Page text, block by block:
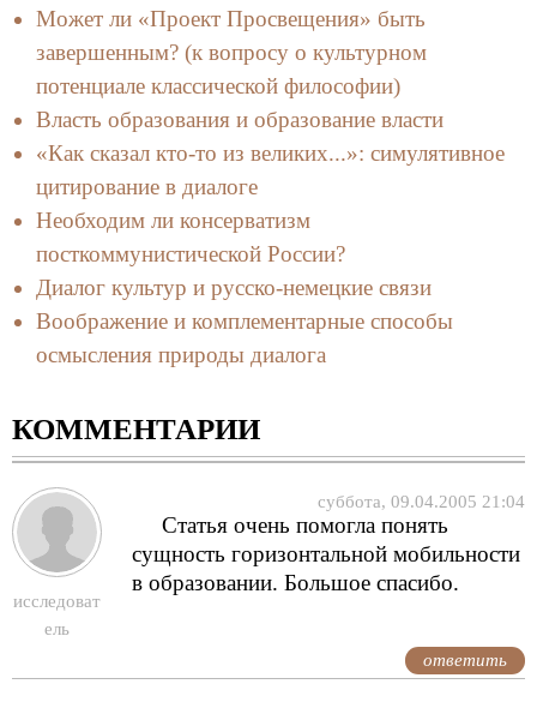
Может ли «Проект Просвещения» быть
завершенным? (к вопросу о культурном
потенциале классической философии)
Власть образования и образование власти
«Как сказал кто-то из великих...»: симулятивное
цитирование в диалоге
Необходим ли консерватизм
посткоммунистической России?
Диалог культур и русско-немецкие связи
Воображение и комплементарные способы
осмысления природы диалога
КОММЕНТАРИИ
исследоват
ель
суббота, 09.04.2005 21:04
Статья очень помогла понять
сущность горизонтальной мобильности
в образовании. Большое спасибо.
ответить